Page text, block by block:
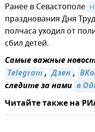
Ранее в Севастополе
празднования Дня
полчаса уходил от
сбил детей.
Самые важные
Telegram, Дзен,
следите за нами в
Читайте также на